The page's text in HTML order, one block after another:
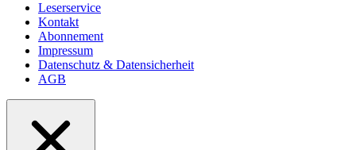
Leserservice
Kontakt
Abonnement
Impressum
Datenschutz & Datensicherheit
AGB